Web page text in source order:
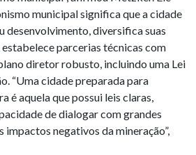
municipal significa que a cidade
desenvolvimento, diversifica suas
parcerias técnicas com
diretor robusto, incluindo uma Lei
“Uma cidade preparada para
é aquela que possui leis claras,
de dialogar com grandes
impactos negativos da mineração”,